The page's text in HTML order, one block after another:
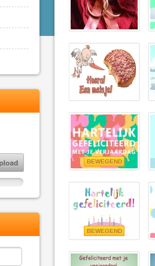
BEWEGEND
BEWEGEND